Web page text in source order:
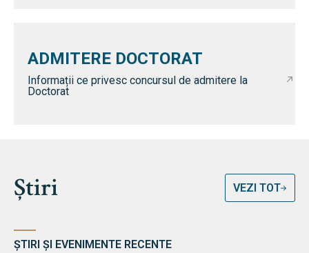
ADMITERE DOCTORAT
Informații ce privesc concursul de admitere la
Doctorat
Știri VEZI TOT
ȘTIRI ȘI EVENIMENTE RECENTE